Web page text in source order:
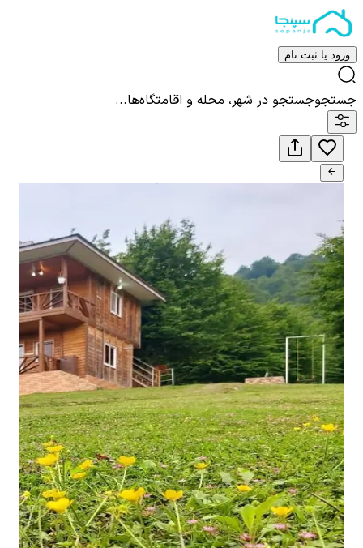
ورود یا ثبت نام
جستجوجستجو در شهر، محله و اقامتگاه‌ها...